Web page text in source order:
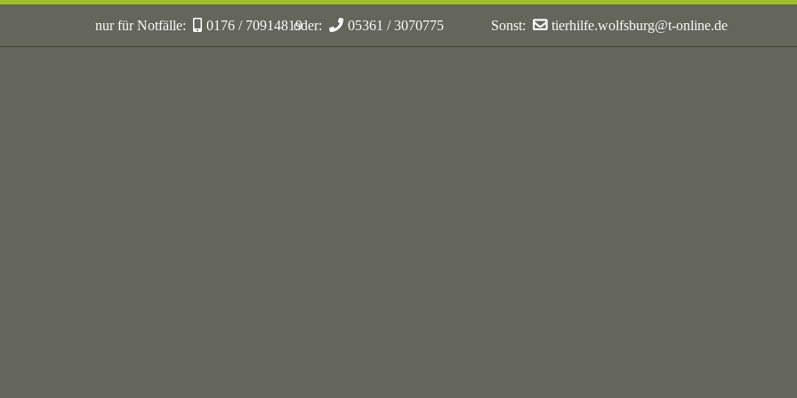
nur für Notfälle: 0176 / 70914819oder: 05361 / 3070775 Sonst: tierhilfe.wolfsburg@t-online.de